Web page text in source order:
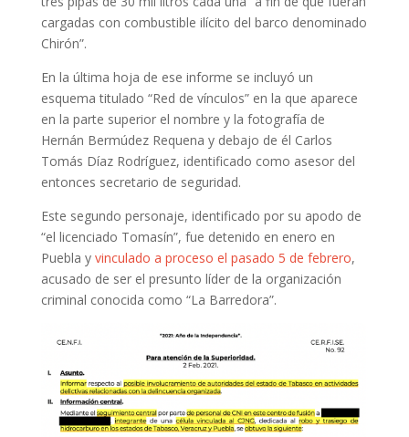
cargadas con combustible ilícito del barco denominado
Chirón”.
En la última hoja de ese informe se incluyó un
esquema titulado “Red de vínculos” en la que aparece
en la parte superior el nombre y la fotografía de
Hernán Bermúdez Requena y debajo de él Carlos
Tomás Díaz Rodríguez, identificado como asesor del
entonces secretario de seguridad.
Este segundo personaje, identificado por su apodo de
“el licenciado Tomasín”, fue detenido en enero en
Puebla y vinculado a proceso el pasado 5 de febrero,
acusado de ser el presunto líder de la organización
criminal conocida como “La Barredora”.